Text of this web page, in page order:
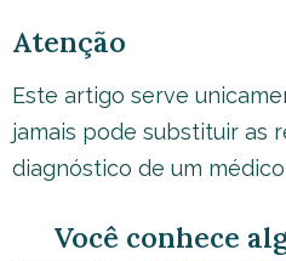
Atenção
Este artigo serve
jamais pode substituir as
diagnóstico de um
Você conhece